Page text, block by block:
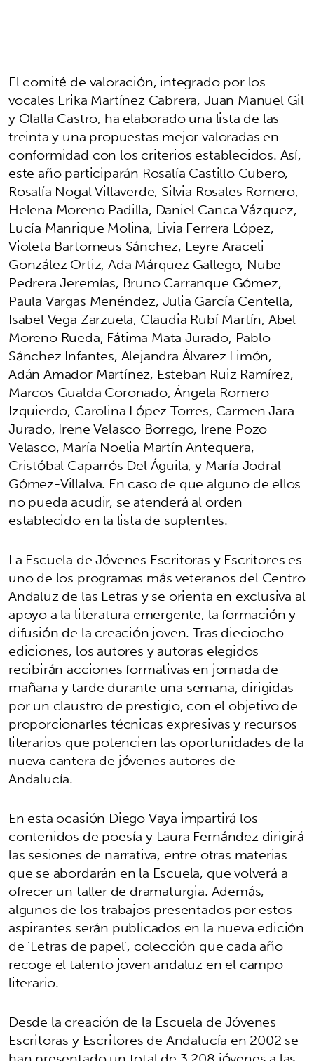
El comité de valoración, integrado por los
vocales Erika Martínez Cabrera, Juan Manuel Gil
y Olalla Castro, ha elaborado una lista de las
treinta y una propuestas mejor valoradas en
conformidad con los criterios establecidos. Así,
este año participarán Rosalía Castillo Cubero,
Rosalía Nogal Villaverde, Silvia Rosales Romero,
Helena Moreno Padilla, Daniel Canca Vázquez,
Lucía Manrique Molina, Livia Ferrera López,
Violeta Bartomeus Sánchez, Leyre Araceli
González Ortiz, Ada Márquez Gallego, Nube
Pedrera Jeremías, Bruno Carranque Gómez,
Paula Vargas Menéndez, Julia García Centella,
Isabel Vega Zarzuela, Claudia Rubí Martín, Abel
Moreno Rueda, Fátima Mata Jurado, Pablo
Sánchez Infantes, Alejandra Álvarez Limón,
Adán Amador Martínez, Esteban Ruiz Ramírez,
Marcos Gualda Coronado, Ángela Romero
Izquierdo, Carolina López Torres, Carmen Jara
Jurado, Irene Velasco Borrego, Irene Pozo
Velasco, María Noelia Martín Antequera,
Cristóbal Caparrós Del Águila, y María Jodral
Gómez-Villalva. En caso de que alguno de ellos
no pueda acudir, se atenderá al orden
establecido en la lista de suplentes.
La Escuela de Jóvenes Escritoras y Escritores es
uno de los programas más veteranos del Centro
Andaluz de las Letras y se orienta en exclusiva al
apoyo a la literatura emergente, la formación y
difusión de la creación joven. Tras dieciocho
ediciones, los autores y autoras elegidos
recibirán acciones formativas en jornada de
mañana y tarde durante una semana, dirigidas
por un claustro de prestigio, con el objetivo de
proporcionarles técnicas expresivas y recursos
literarios que potencien las oportunidades de la
nueva cantera de jóvenes autores de
Andalucía.
En esta ocasión Diego Vaya impartirá los
contenidos de poesía y Laura Fernández dirigirá
las sesiones de narrativa, entre otras materias
que se abordarán en la Escuela, que volverá a
ofrecer un taller de dramaturgia. Además,
algunos de los trabajos presentados por estos
aspirantes serán publicados en la nueva edición
de ‘Letras de papel’, colección que cada año
recoge el talento joven andaluz en el campo
literario.
Desde la creación de la Escuela de Jóvenes
Escritoras y Escritores de Andalucía en 2002 se